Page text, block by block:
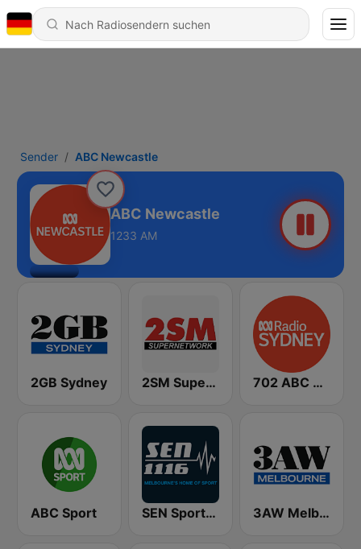
Sender ABC Newcastle
ABC Newcastle
1233 AM
2GB Sydney 2SM Super Radio 702 ABC Sydney
ABC Sport SEN Sports 1116 AM 3AW Melbourne